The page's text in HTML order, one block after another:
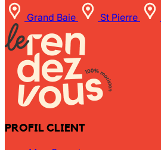
Grand Baie St Pierre
PROFIL CLIENT